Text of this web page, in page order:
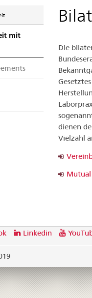
mit
Die
dienen
Vielzahl
Linkedin